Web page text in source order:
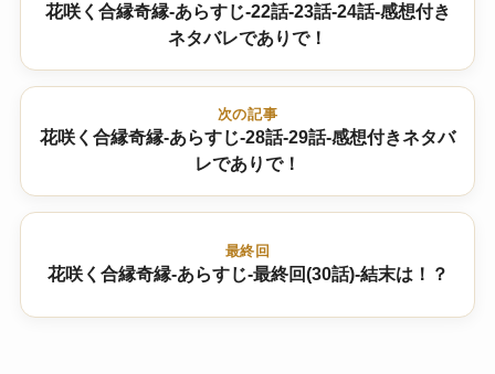
花咲く合縁奇縁-あらすじ-22話-23話-24話-感想付き
ネタバレでありで！
次の記事
花咲く合縁奇縁-あらすじ-28話-29話-感想付きネタバ
レでありで！
最終回
花咲く合縁奇縁-あらすじ-最終回(30話)-結末は！？